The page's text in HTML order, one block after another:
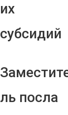
их
субсидий
ль посла